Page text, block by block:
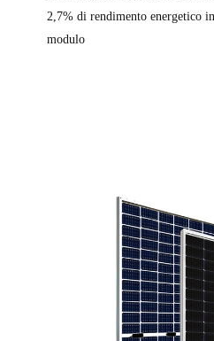
2,7% di rendimento energetico
modulo